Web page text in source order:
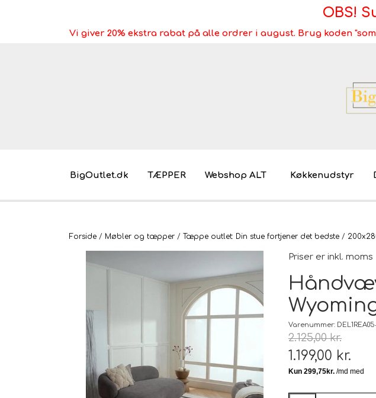
OBS!
Vi giver 20% ekstra rabat på alle ordrer i august. Brug koden
BigOutlet.dk TÆPPER Webshop ALT
Pakkeleg gaveidéer til under 30 kr. Brugt/demo/
Fotostudie udstyr Tøj
Photo print / billeder print / bestil billeder
Køkkenudstyr
Forside Møbler og tæpper Tæppe outlet: Din stue fortjener det bedste
Priser er inkl. moms
Varenummer:
2.125,00 kr.
1.199,00 kr.